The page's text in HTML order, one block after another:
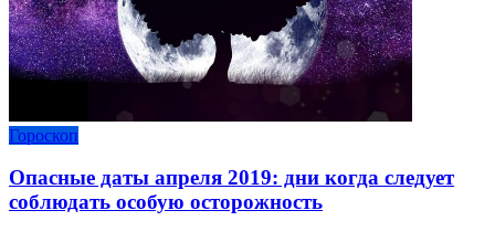
Гороскоп
Опасные даты апреля 2019: дни когда следует
соблюдать особую осторожность